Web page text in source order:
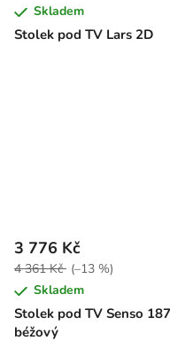
Stolek pod TV Lars 2D
Skladem
Stolek pod TV Senso
béžový
3 776 Kč
4 361 Kč (–13 %)
Skladem